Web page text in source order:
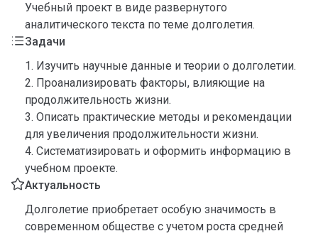
Учебный проект в виде развернутого
аналитического текста по теме долголетия.
Задачи
1. Изучить научные данные и теории о долголетии.
2. Проанализировать факторы, влияющие на
продолжительность жизни.
3. Описать практические методы и рекомендации
для увеличения продолжительности жизни.
4. Систематизировать и оформить информацию в
учебном проекте.
Актуальность
Долголетие приобретает особую значимость в
современном обществе с учетом роста средней